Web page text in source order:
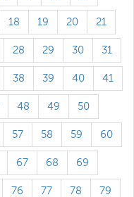
18 19 20 21
28 29 30 31
38 39 40 41
48 49 50
57 58 59 60
67 68 69
76 77 78 79